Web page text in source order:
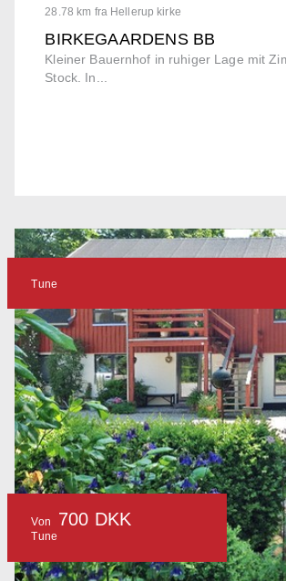
28.78 km fra Hellerup kirke
BIRKEGAARDENS BB
Kleiner Bauernhof in ruhiger Lage mit
Stock. In...
Tune
Von 700 DKK
Tune